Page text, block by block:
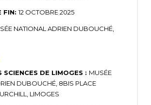
FIN:12 OCTOBRE 2025
NATIONAL ADRIEN DUBOUCHÉ,
SCIENCES DE LIMOGES : MUSÉE
DUBOUCHÉ, 8BIS PLACE
LIMOGES